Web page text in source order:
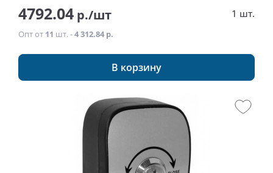
4792.04 р./шт 1 шт.
Опт от 11 шт. -4 312.84 р.
В корзину